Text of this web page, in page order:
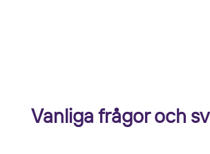
Vanliga frågor och